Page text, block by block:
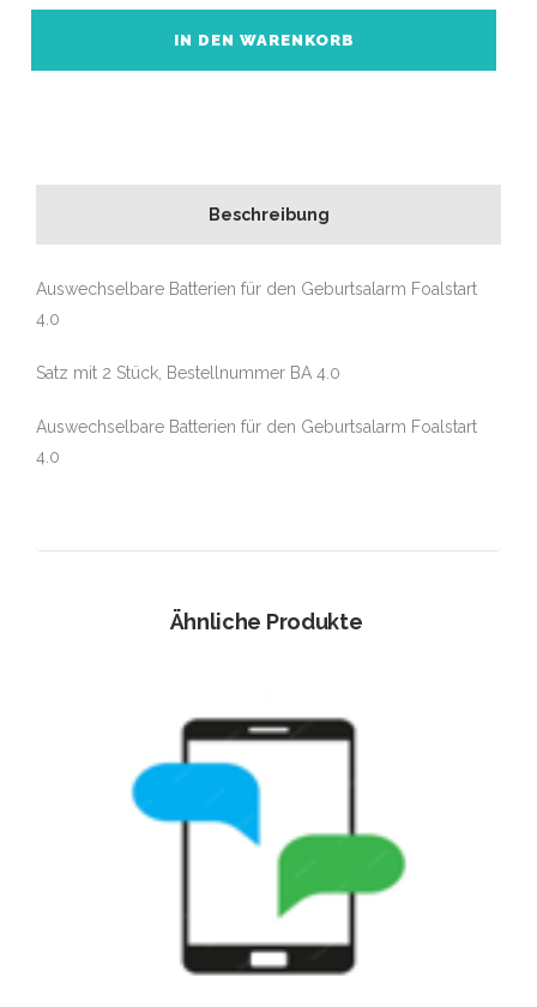
IN DEN WARENKORB
Beschreibung
Auswechselbare Batterien für den Geburtsalarm Foalstart
4.0
Satz mit 2 Stück, Bestellnummer BA 4.0
Auswechselbare Batterien für den Geburtsalarm Foalstart
4.0
Ähnliche Produkte